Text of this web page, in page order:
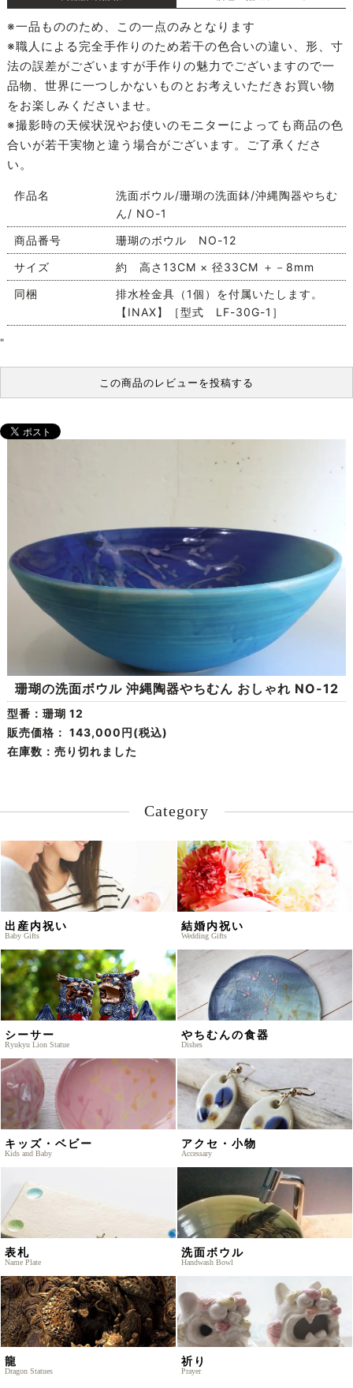
※一品もののため、この一点のみとなります
※職人による完全手作りのため若干の色合いの違い、形、寸
法の誤差がございますが手作りの魅力でございますので一
品物、世界に一つしかないものとお考えいただきお買い物
をお楽しみくださいませ。
※撮影時の天候状況やお使いのモニターによっても商品の色
合いが若干実物と違う場合がございます。ご了承くださ
い。
作品名
洗面ボウル/珊瑚の洗面鉢/沖縄陶器やちむ
ん/ NO-1
商品番号
珊瑚のボウル NO-12
サイズ
約 高さ13CM × 径33CM ＋－8mm
同梱
排水栓金具（1個）を付属いたします。
【INAX】［型式 LF-30G-1］
"
この商品のレビューを投稿する
珊瑚の洗面ボウル 沖縄陶器やちむん おしゃれ NO-12
型番：珊瑚 12
販売価格： 143,000円(税込)
在庫数：売り切れました
Category
出産内祝い
Baby Gifts
結婚内祝い
Wedding Gifts
シーサー
Ryukyu Lion Statue
やちむんの食器
Dishes
キッズ・ベビー
Kids and Baby
アクセ・小物
Accessary
表札
Name Plate
洗面ボウル
Handwash Bowl
龍
Dragon Statues
祈り
Prayer